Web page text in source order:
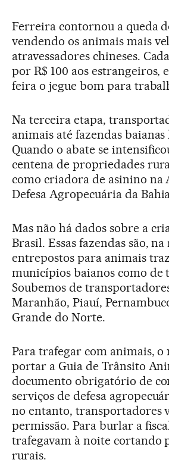
Ferreira contornou a queda
vendendo os animais mais
atravessadores chineses.
por R$ 100 aos estrangeiros,
feira o jegue bom para
Na terceira etapa,
animais até fazendas
Quando o abate se
centena de propriedades
como criadora de asinino na
Defesa Agropecuária da
Mas não há dados sobre a
Brasil. Essas fazendas são,
entrepostos para animais
municípios baianos como de
Soubemos de
Maranhão, Piauí,
Grande do Norte.
Para trafegar com animais,
portar a Guia de Trânsito
documento obrigatório de
serviços de defesa
no entanto, transportadores
permissão. Para burlar a
trafegavam à noite cortando
rurais.